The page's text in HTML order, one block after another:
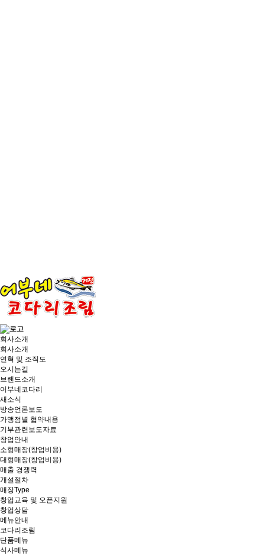
회사소개
회사소개
연혁 및 조직도
오시는길
브랜드소개
어부네코다리
새소식
방송언론보도
가맹점별 협약내용
기부관련보도자료
창업안내
소형매장(창업비용)
대형매장(창업비용)
매출 경쟁력
개설절차
매장Type
창업교육 및 오픈지원
창업상담
메뉴안내
코다리조림
단품메뉴
식사메뉴